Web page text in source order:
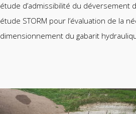
étude d’admissibilité du déversement
étude STORM pour l’évaluation de la
dimensionnement du gabarit